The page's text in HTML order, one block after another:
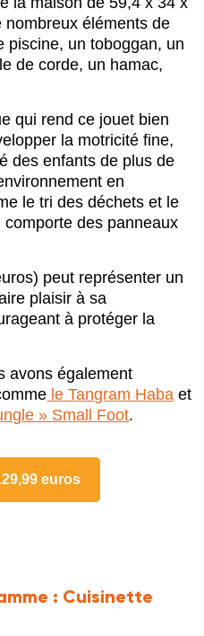
éléments de
piscine, un toboggan, un
de corde, un hamac,
qui rend ce jouet bien
la motricité fine,
des enfants de plus de
en
le tri des déchets et le
des panneaux
peut représenter un
plaisir à sa
à protéger la
avons également
le Tangram Haba et
» Small Foot.
euros
: Cuisinette